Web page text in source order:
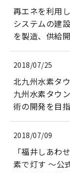
再エネを利用
システムの建
を製造、供給
2018/07/25
北九州水素タ
九州水素タウ
術の開発を目
2018/07/09
「福井しあわ
素で灯す ～公